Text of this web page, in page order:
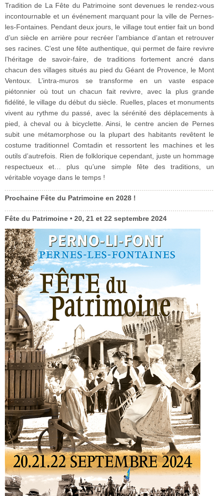
Sécurité civile
Sécurité publique
Tradition de La Fête du Patrimoine sont devenues le rendez-vous
incontournable et un événement marquant pour la ville de Pernes-
les-Fontaines. Pendant deux jours, le village tout entier fait un bond
d’un siècle en arrière pour recréer l’ambiance d’antan et retrouver
ses racines. C’est une fête authentique, qui permet de faire revivre
l’héritage de savoir-faire, de traditions fortement ancré dans
chacun des villages situés au pied du Géant de Provence, le Mont
Ventoux. L’intra-muros se transforme en un vaste espace
piétonnier où tout un chacun fait revivre, avec la plus grande
fidélité, le village du début du siècle. Ruelles, places et monuments
vivent au rythme du passé, avec la sérénité des déplacements à
pied, à cheval ou à bicyclette. Ainsi, le centre ancien de Pernes
subit une métamorphose ou la plupart des habitants revêtent le
costume traditionnel Comtadin et ressortent les machines et les
outils d’autrefois. Rien de folklorique cependant, juste un hommage
respectueux et… plus qu’une simple fête des traditions, un
véritable voyage dans le temps !
Prochaine Fête du Patrimoine en 2028 !
Fête du Patrimoine • 20, 21 et 22 septembre 2024